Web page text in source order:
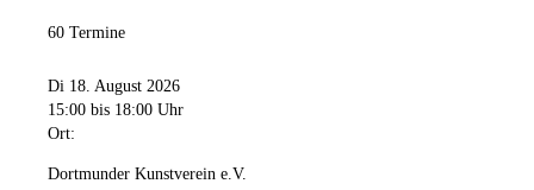
60 Termine
Di 18. August 2026
15:00 bis 18:00 Uhr
Ort:
Dortmunder Kunstverein e.V.